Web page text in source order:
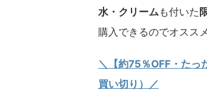
水・クリームも付いた
購入できるのでオスス
＼【約75％OFF・たっ
買い切り）／